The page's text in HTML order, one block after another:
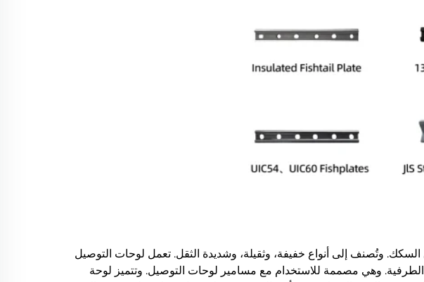
وتُصنف إلى أنواع خفيفة، وثقيلة، وشديدة الثقل. تعمل لوحات التوصيل
وهي مصممة للاستخدام مع مسامير لوحات التوصيل. وتتميز لوحة